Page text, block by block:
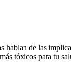
hablan de las
tóxicos para tu